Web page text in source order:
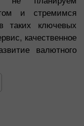
и стремимся
таких ключевых
качественное
валютного